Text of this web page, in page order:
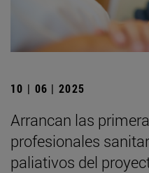
10 | 06 | 2025
Arrancan las
profesionales
paliativos del